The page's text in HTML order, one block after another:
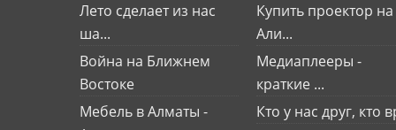
Лето сделает из нас
ша...
Война на Ближнем
Востоке
Мебель в Алматы -
Купить проектор на
Али...
Медиаплееры -
краткие ...
Кто у нас друг, кто